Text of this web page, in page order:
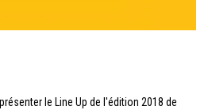
le Line Up de l'édition 2018 de